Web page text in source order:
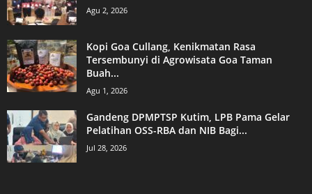
Agu 2, 2026
Kopi Goa Cullang, Kenikmatan Rasa
Tersembunyi di Agrowisata Goa Taman
Buah...
Agu 1, 2026
Gandeng DPMPTSP Kutim, LPB Pama Gelar
Pelatihan OSS-RBA dan NIB Bagi...
Jul 28, 2026